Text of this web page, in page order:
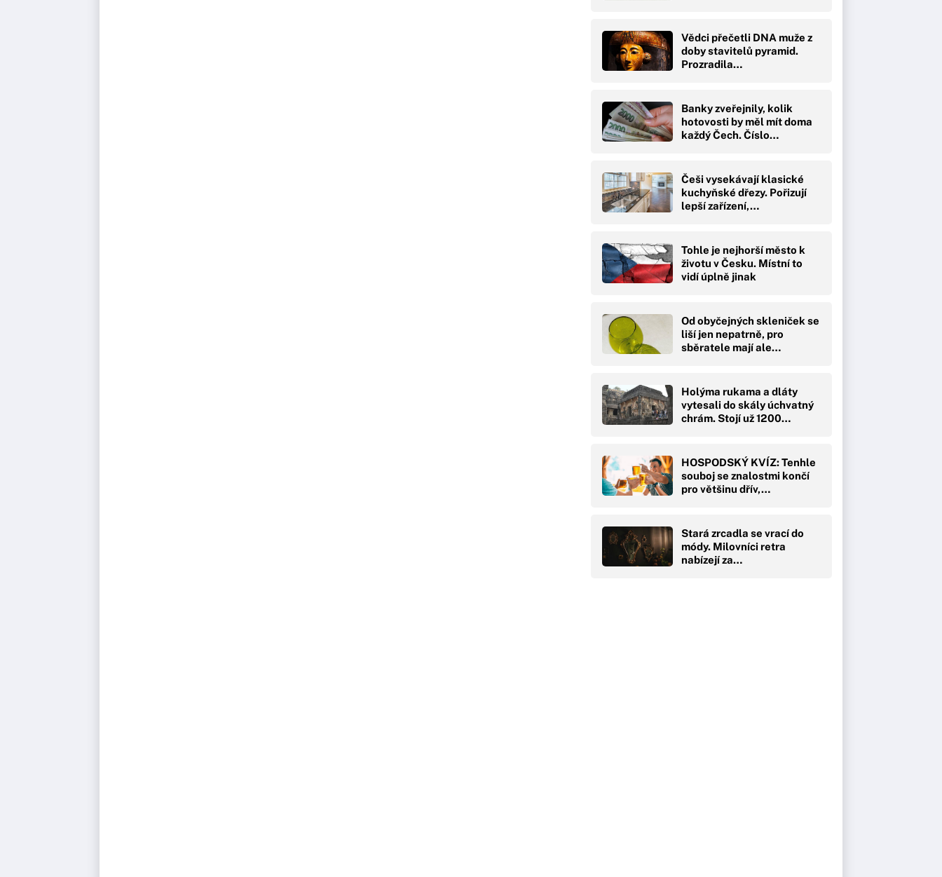
Vědci přečetli DNA muže z
doby stavitelů pyramid.
Prozradila…
Banky zveřejnily, kolik
hotovosti by měl mít doma
každý Čech. Číslo…
Češi vysekávají klasické
kuchyňské dřezy. Pořizují
lepší zařízení,…
Tohle je nejhorší město k
životu v Česku. Místní to
vidí úplně jinak
Od obyčejných skleniček se
liší jen nepatrně, pro
sběratele mají ale…
Holýma rukama a dláty
vytesali do skály úchvatný
chrám. Stojí už 1200…
HOSPODSKÝ KVÍZ: Tenhle
souboj se znalostmi končí
pro většinu dřív,…
Stará zrcadla se vrací do
módy. Milovníci retra
nabízejí za…